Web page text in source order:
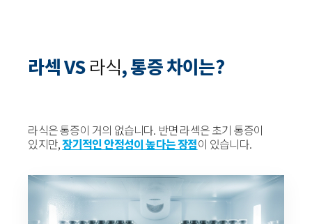
라섹 VS라식, 통증 차이는?
라식은 통증이 거의 없습니다. 반면 라섹은 초기 통증이
있지만,장기적인 안정성이 높다는 장점이 있습니다.